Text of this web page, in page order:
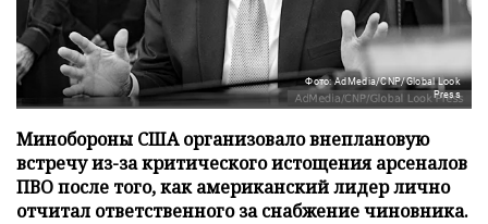
Фото: AdMedia/CNP/Global Look
Press
Минобороны США организовало внеплановую
встречу из-за критического истощения арсеналов
ПВО после того, как американский лидер лично
отчитал ответственного за снабжение чиновника.